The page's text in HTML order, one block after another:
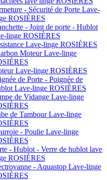
- Sécurité de Porte Lave-
ROSIÈRES
- Joint de porte - Hublot
linge ROSIÈRES
Lave-linge ROSIÈRES
Moteur Lave-linge
Lave-linge ROSIÈRES
de Porte - Poignée de
Lave-linge ROSIÈRES
de Vidange Lave-linge
de Tambour Lave-linge
- Poulie Lave-linge
- Hublot - Verre de hublot lave
ROSIÈRES
- Aquastop Lave-linge